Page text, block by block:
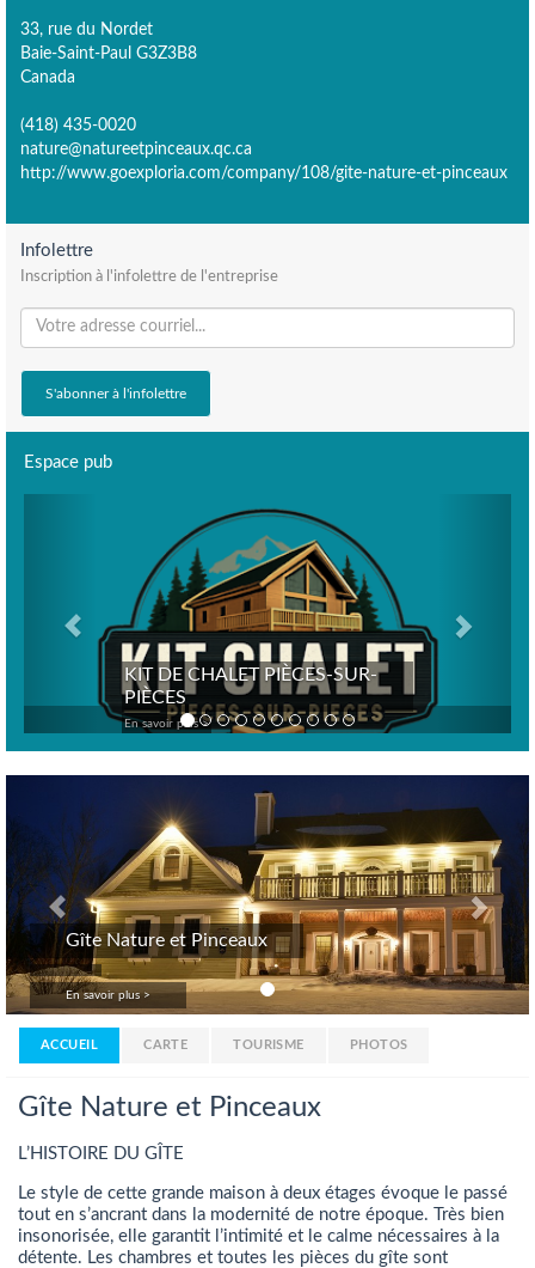
33, rue du Nordet
Baie-Saint-Paul G3Z3B8
Canada
(418) 435-0020
nature@natureetpinceaux.qc.ca
http://www.goexploria.com/company/108/gite-nature-et-pinceaux
Infolettre
Inscription à l'infolettre de l'entreprise
Espace pub
KIT DE CHALET PIÈCES-SUR-
PIÈCES
En savoir plus >
Gîte Nature et Pinceaux
En savoir plus >
ACCUEIL CARTE TOURISME PHOTOS
Gîte Nature et Pinceaux
L’HISTOIRE DU GÎTE
Le style de cette grande maison à deux étages évoque le passé
tout en s’ancrant dans la modernité de notre époque. Très bien
insonorisée, elle garantit l’intimité et le calme nécessaires à la
détente. Les chambres et toutes les pièces du gîte sont